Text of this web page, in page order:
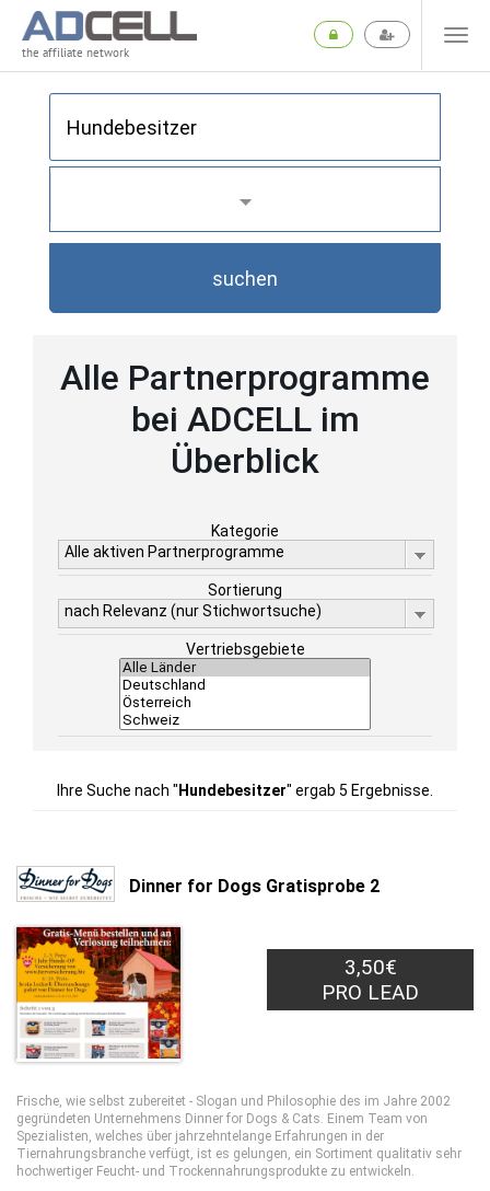
the affiliate network
suchen
Alle Partnerprogramme
bei ADCELL im
Überblick
Kategorie
Alle aktiven Partnerprogramme
Sortierung
nach Relevanz (nur Stichwortsuche)
Vertriebsgebiete
Ihre Suche nach " Hundebesitzer" ergab 5 Ergebnisse.
Dinner for Dogs Gratisprobe 2
3,50€
PRO LEAD
Frische, wie selbst zubereitet - Slogan und Philosophie des im Jahre 2002
gegründeten Unternehmens Dinner for Dogs & Cats. Einem Team von
Spezialisten, welches über jahrzehntelange Erfahrungen in der
Tiernahrungsbranche verfügt, ist es gelungen, ein Sortiment qualitativ sehr
hochwertiger Feucht- und Trockennahrungsprodukte zu entwickeln.